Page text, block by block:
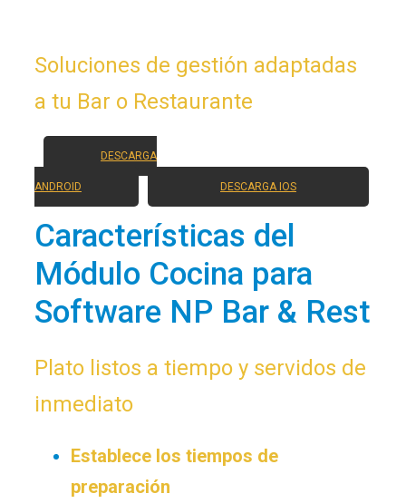
Soluciones de gestión adaptadas
a tu Bar o Restaurante
DESCARGA
ANDROID DESCARGA IOS
Características del
Módulo Cocina para
Software NP Bar & Rest
Plato listos a tiempo y servidos de
inmediato
Establece los tiempos de
preparación